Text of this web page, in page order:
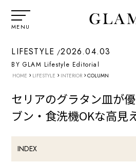
MENU
LIFESTYLE 2026.04.03
BY GLAM Lifestyle Editorial
HOME › LIFESTYLE › INTERIOR › COLUMN
セリアのグラタン皿が
ブン・食洗機OKな高見
INDEX